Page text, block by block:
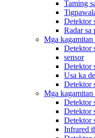
Taming
Detektor
Radar sa
Mga kagamitan
Detektor
sensor
Detektor
Usa ka
Detektor
Mga kagamitan
Detektor
Detektor
Detektor
Infrared